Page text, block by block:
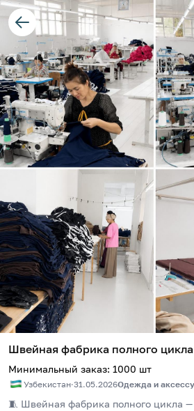
Швейная фабрика полного
Минимальный заказ: 1000 шт
Узбекистан·31.05.2026Одежда и
🧵 Швейная фабрика полного цикла